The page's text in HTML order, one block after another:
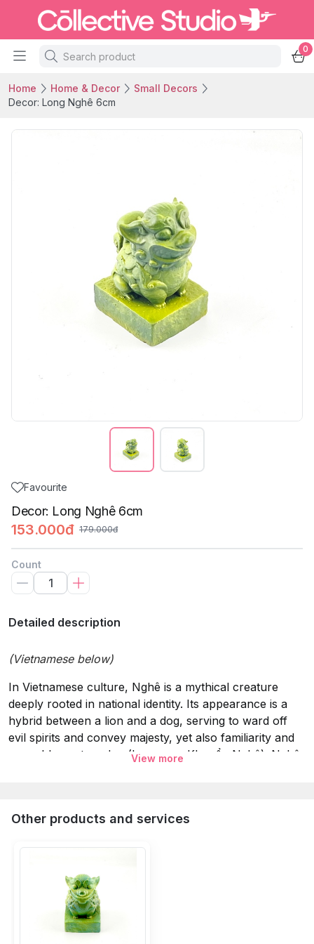
0
Home Home & Decor
Small Decors
Decor: Long Nghê 6cm
Favourite
Decor: Long Nghê 6cm
153.000đ 179.000đ
Count
Detailed description
(Vietnamese below)
In Vietnamese culture, Nghê is a mythical creature
deeply rooted in national identity. Its appearance is a
hybrid between a lion and a dog, serving to ward off
evil spirits and convey majesty, yet also familiarity and
resemblance to a dog (known as Khuyển Nghê). Nghê
expressions from gentle and cheerful to
Material: Composite
Height: 6cm
View more
Other products and services